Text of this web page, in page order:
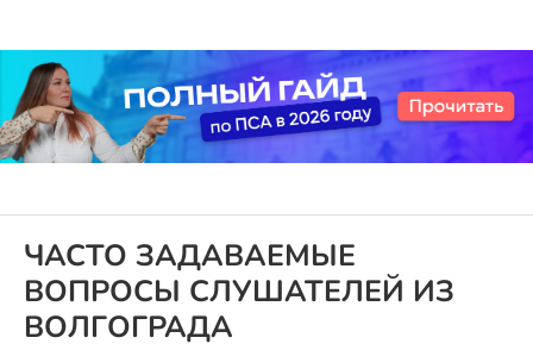
ЧАСТО ЗАДАВАЕМЫЕ
ВОПРОСЫ СЛУШАТЕЛЕЙ ИЗ
ВОЛГОГРАДА